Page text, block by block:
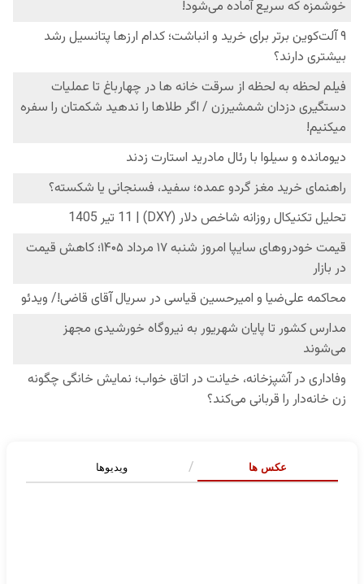
عکس ها ویدیوها